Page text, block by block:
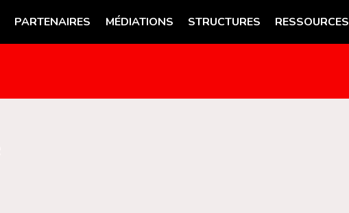
PARTENAIRES MÉDIATIONS STRUCTURES RESSOURCES